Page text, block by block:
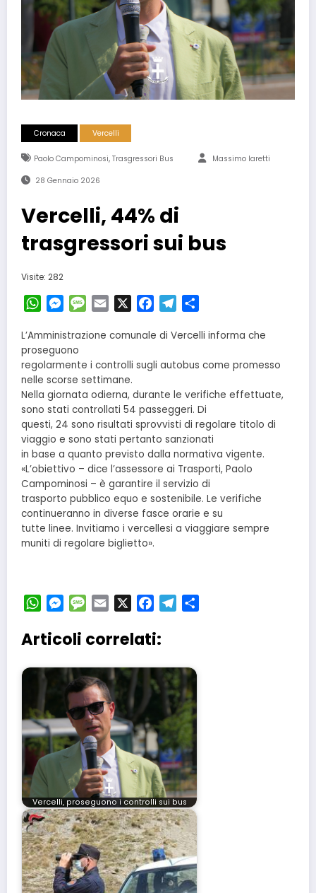
Cronaca Vercelli
Paolo Campominosi, Trasgressori Bus Massimo Iaretti
28 Gennaio 2026
Vercelli, 44% di
trasgressori sui bus
Visite: 282
WhatsApp
Messenger
Message
Email FacebookTelegram
L’Amministrazione comunale di Vercelli informa che
proseguono
regolarmente i controlli sugli autobus come promesso
nelle scorse settimane.
Nella giornata odierna, durante le verifiche effettuate,
sono stati controllati 54 passeggeri. Di
questi, 24 sono risultati sprovvisti di regolare titolo di
viaggio e sono stati pertanto sanzionati
in base a quanto previsto dalla normativa vigente.
«L’obiettivo – dice l’assessore ai Trasporti, Paolo
Campominosi – è garantire il servizio di
trasporto pubblico equo e sostenibile. Le verifiche
continueranno in diverse fasce orarie e su
tutte linee. Invitiamo i vercellesi a viaggiare sempre
muniti di regolare biglietto».
WhatsApp
Messenger
Message
Email FacebookTelegram
Articoli correlati:
Vercelli, proseguono i controlli sui bus